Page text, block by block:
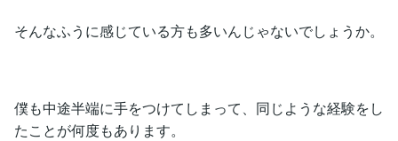
そんなふうに感じている方も多いんじゃないでしょうか。
僕も中途半端に手をつけてしまって、同じような経験をし
たことが何度もあります。